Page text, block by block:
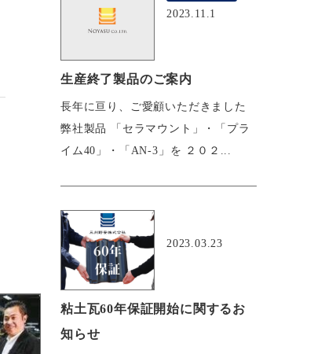
2023.11.1
生産終了製品のご案内
長年に亘り、ご愛顧いただきました
弊社製品 「セラマウント」・「プラ
イム40」・「AN-3」を ２０２...
2023.03.23
粘土瓦60年保証開始に関するお
知らせ